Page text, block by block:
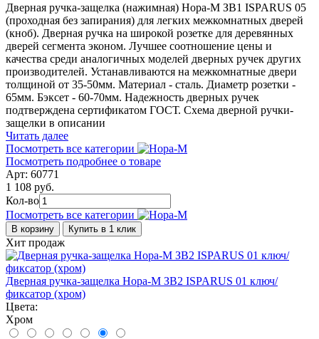
Дверная ручка-защелка (нажимная) Нора-М ЗВ1 ISPARUS 05
(проходная без запирания) для легких межкомнатных дверей
(кноб). Дверная ручка на широкой розетке для деревянных
дверей сегмента эконом. Лучшее соотношение цены и
качества среди аналогичных моделей дверных ручек других
производителей. Устанавливаются на межкомнатные двери
толщиной от 35-50мм. Материал - сталь. Диаметр розетки -
65мм. Бэксет - 60-70мм. Надежность дверных ручек
подтверждена сертификатом ГОСТ. Схема дверной ручки-
защелки в описании
Читать далее
Посмотреть все категории
Посмотреть подробнее о товаре
Арт: 60771
1 108 руб.
Кол-во
Посмотреть все категории
В корзину Купить в 1 клик
Хит продаж
Дверная ручка-защелка Нора-М ЗВ2 ISPARUS 01 ключ/
фиксатор (хром)
Цвета:
Хром